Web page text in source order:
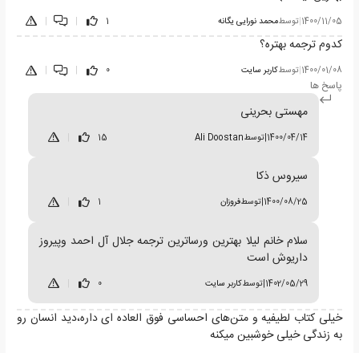
1400/11/05
|توسطمحمد نورایی یگانه 1
|
|
کدوم ترجمه بهتره؟
1400/01/08 توسطکاربر سایت 0
پاسخ ها
مهستی بحرینی
1400/04/14
|توسطAli Doostan
15
سیروس ذکا
1400/08/25
|توسطفروزان 1
سلام خانم لیلا بهترین ورسا‌ترین ترجمه جلال آل احمد وپیروز
داریوش است
1402/05/29
|توسطکاربر سایت 0
خیلی کتاب لطیفیه و متن‌های احساسی فوق العاده ای داره،دید انسان رو
به زندگی خیلی خوشبین میکنه